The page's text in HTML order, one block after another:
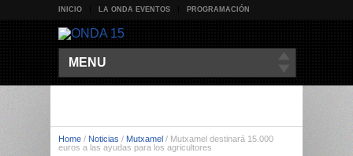
INICIO LA ONDA EVENTOS PROGRAMACIÓN
MENU
Home / Noticias / Mutxamel / Mutxamel destinará 15.000
euros a las ayudas para los agricultores